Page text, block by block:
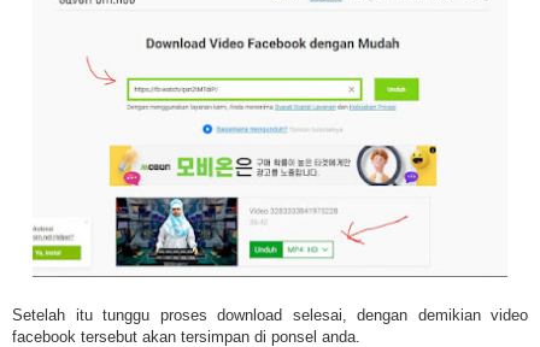
Setelah itu tunggu proses download selesai, dengan demikian video
facebook tersebut akan tersimpan di ponsel anda.